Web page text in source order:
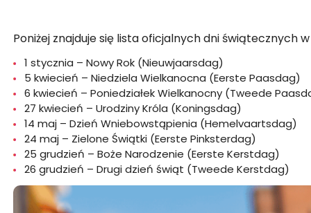
Poniżej znajduje się lista oficjalnych dni świątecznych
1 stycznia – Nowy Rok (Nieuwjaarsdag)
5 kwiecień – Niedziela Wielkanocna (Eerste Paasdag)
6 kwiecień – Poniedziałek Wielkanocny (Tweede
27 kwiecień – Urodziny Króla (Koningsdag)
14 maj – Dzień Wniebowstąpienia (Hemelvaartsdag)
24 maj – Zielone Świątki (Eerste Pinksterdag)
25 grudzień – Boże Narodzenie (Eerste Kerstdag)
26 grudzień – Drugi dzień świąt (Tweede Kerstdag)